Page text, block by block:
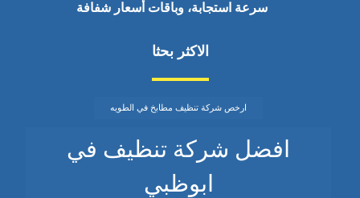
سرعة استجابة، وباقات أسعار شفافة
الاكثر بحثا
ارخص شركة تنظيف مطابخ في الطويه
افضل شركة تنظيف في
ابوظبي